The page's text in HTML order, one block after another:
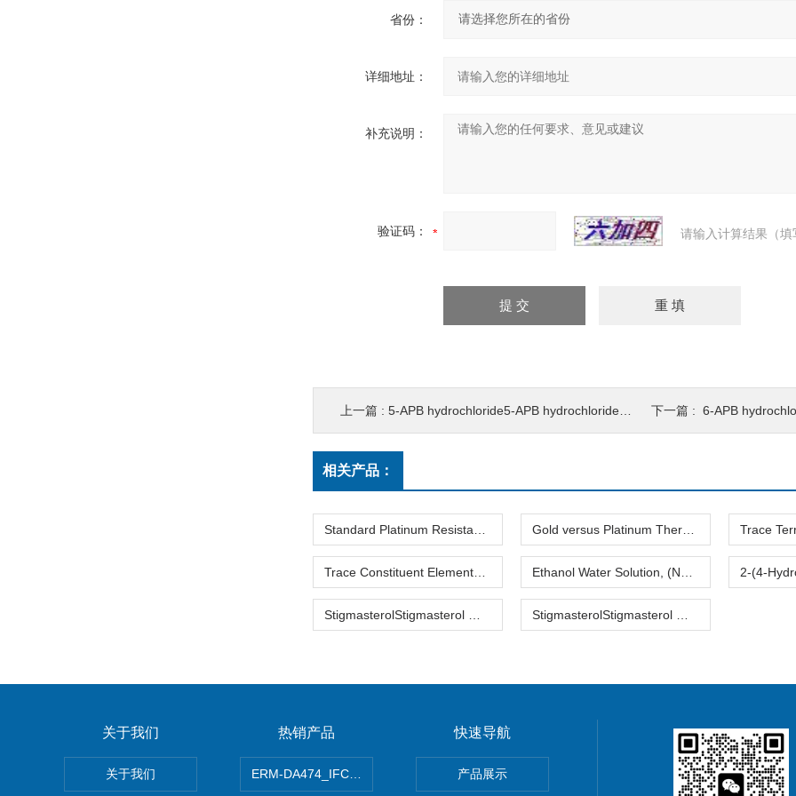
省份：
详细地址：
补充说明：
验证码： 请输入计算结果（
上一篇 : 5-APB hydrochloride5-APB hydrochloride 5-(2-氨基丙烷基)-1-苯并呋喃盐酸盐2 下一篇 : 6-APB
相关产品：
关于我们
关于我们
热销产品
ERM-DA474_IFCCC反应蛋白检测试剂
快速导航
产品展示